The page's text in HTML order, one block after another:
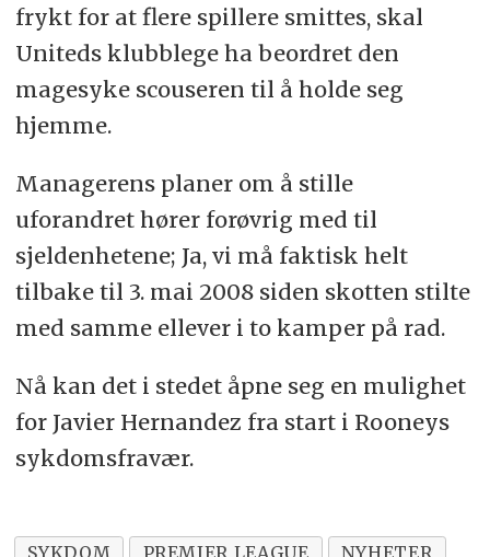
frykt for at flere spillere smittes, skal
Uniteds klubblege ha beordret den
magesyke scouseren til å holde seg
hjemme.
Managerens planer om å stille
uforandret hører forøvrig med til
sjeldenhetene; Ja, vi må faktisk helt
tilbake til 3. mai 2008 siden skotten stilte
med samme ellever i to kamper på rad.
Nå kan det i stedet åpne seg en mulighet
for Javier Hernandez fra start i Rooneys
sykdomsfravær.
SYKDOM PREMIER LEAGUE
NYHETER